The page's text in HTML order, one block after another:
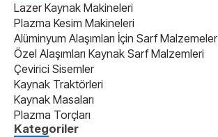
Lazer Kaynak Makineleri
Plazma Kesim Makineleri
Alüminyum Alaşımları İçin Sarf Malzemeler
Özel Alaşımları Kaynak Sarf Malzemleri
Çevirici Sisemler
Kaynak Traktörleri
Kaynak Masaları
Plazma Torçları
Kategoriler